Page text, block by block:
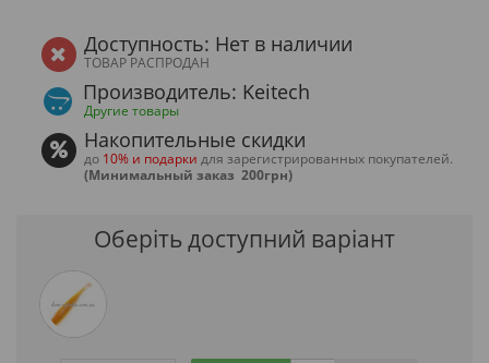
Доступность: Нет в наличии
ТОВАР РАСПРОДАН
Производитель: Keitech
Другие товары
Накопительные скидки
до 10% и подарки для зарегистрированных покупателей.
(Минимальный заказ 200грн)
Оберіть доступний варіант